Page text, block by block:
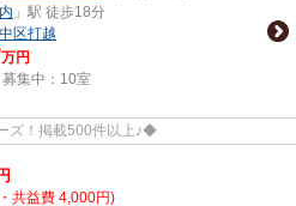
」駅 徒歩18分
区打越
万円
集中： 10室
ズ！掲載500件以上♪◆
共益費 4,000円)